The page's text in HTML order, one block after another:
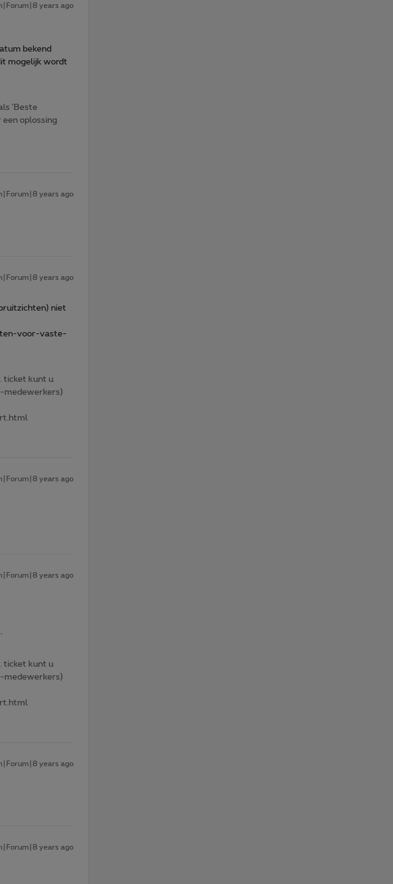
years ago
bekend
mogelijk wordt
'Beste
oplossing
years ago
years ago
niet
voor-vaste-
ticket kunt u
medewerkers)
years ago
years ago
ticket kunt u
medewerkers)
years ago
years ago